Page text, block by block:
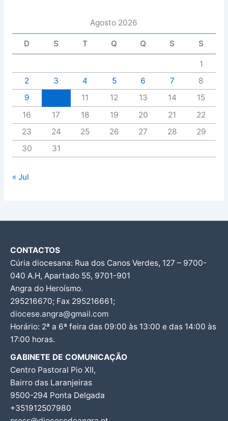
Agosto 2026
D S T Q Q S S
1
2
3 4 5 6 7
8
9
11 12 13 14
15
16
17 18 19 20 21
22
23
24 25 26 27 28
29
30
31
« Jul
CONTACTOS
Cúria diocesana: Rua dos Canos Verdes, 127 – 9700-
040 A.H, Apartado 55, 9701-901
Angra do Heroísmo.
295216670; Fax 295216661;
diocese.angra@gmail.com
Horário: 2ª a 6ª feira das 09:00 às 13:00 e das 14:00 às
17:00 horas.
GABINETE DE COMUNICAÇÃO
Centro Pastoral Pio XII,
Bairro das Laranjeiras
9500-294 Ponta Delgada
+351912507980